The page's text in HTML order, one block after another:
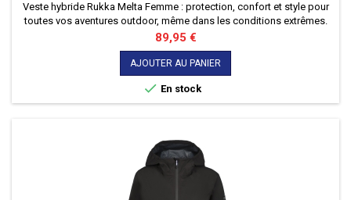
Veste hybride Rukka Melta Femme : protection, confort et style pour
toutes vos aventures outdoor, même dans les conditions extrêmes.
Prix
89,95 €
AJOUTER AU PANIER
 En stock